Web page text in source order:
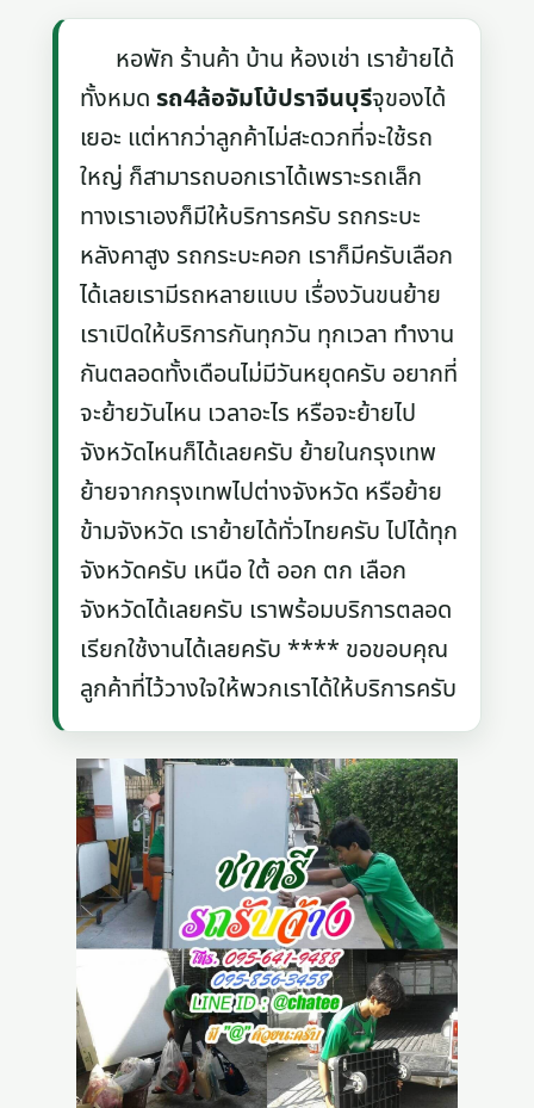
หอพัก ร้านค้า บ้าน ห้องเช่า เราย้ายได้
ทั้งหมดรถ4ล้อจัมโบ้ปราจีนบุรีจุของได้
เยอะ แต่หากว่าลูกค้าไม่สะดวกที่จะใช้รถ
ใหญ่ ก็สามารถบอกเราได้เพราะรถเล็ก
ทางเราเองก็มีให้บริการครับ รถกระบะ
หลังคาสูง รถกระบะคอก เราก็มีครับเลือก
ได้เลยเรามีรถหลายแบบ เรื่องวันขนย้าย
เราเปิดให้บริการกันทุกวัน ทุกเวลา ทำงาน
กันตลอดทั้งเดือนไม่มีวันหยุดครับ อยากที่
จะย้ายวันไหน เวลาอะไร หรือจะย้ายไป
จังหวัดไหนก็ได้เลยครับ ย้ายในกรุงเทพ
ย้ายจากกรุงเทพไปต่างจังหวัด หรือย้าย
ข้ามจังหวัด เราย้ายได้ทั่วไทยครับ ไปได้ทุก
จังหวัดครับ เหนือ ใต้ ออก ตก เลือก
จังหวัดได้เลยครับ เราพร้อมบริการตลอด
เรียกใช้งานได้เลยครับ **** ขอขอบคุณ
ลูกค้าที่ไว้วางใจให้พวกเราได้ให้บริการครับ